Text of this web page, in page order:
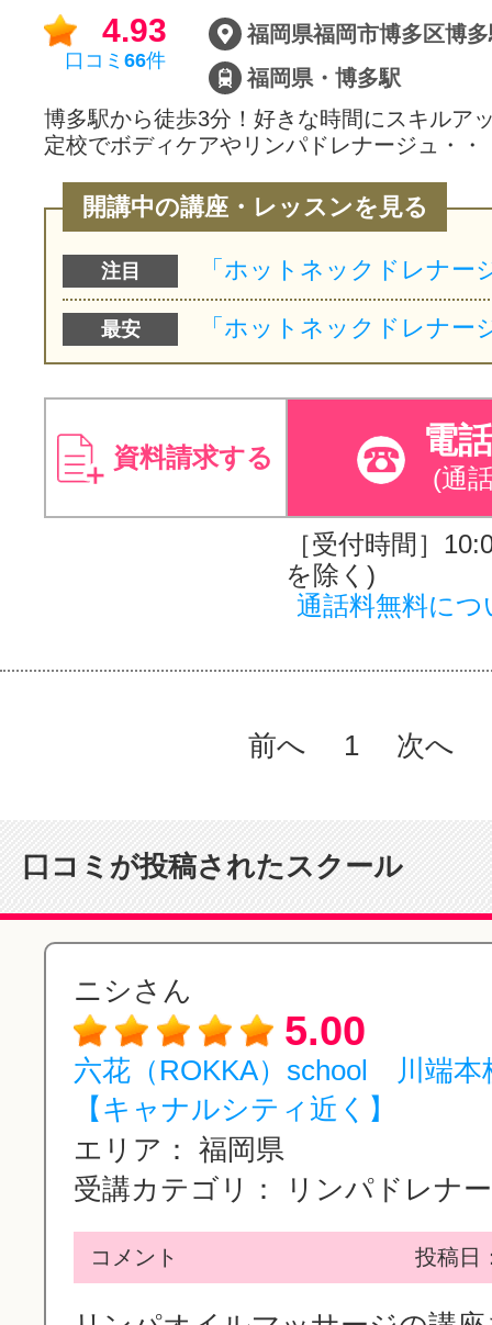
4.93
口コミ 66件
福岡県・博多駅
博多駅から徒歩3分！好きな時間にスキルア
定校でボディケアやリンパドレナージュ・
開講中の講座・レッスンを見る
注目
最安
資料請求する 電
(通
［受付時間］
を除く)
通話料無料につ
前へ 1 次へ
口コミが投稿されたスクール
ニシさん
5.00
六花（ROKKA）school 川端本
【キャナルシティ近く】
エリア： 福岡県
受講カテゴリ：
リンパドレナ
コメント 投稿日